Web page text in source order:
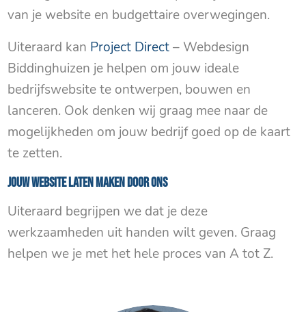
van je website en budgettaire overwegingen.
Uiteraard kan Project Direct– Webdesign
Biddinghuizen je helpen om jouw ideale
bedrijfswebsite te ontwerpen, bouwen en
lanceren. Ook denken wij graag mee naar de
mogelijkheden om jouw bedrijf goed op de kaart
te zetten.
Jouw website laten maken door ons
Uiteraard begrijpen we dat je deze
werkzaamheden uit handen wilt geven. Graag
helpen we je met het hele proces van A tot Z.